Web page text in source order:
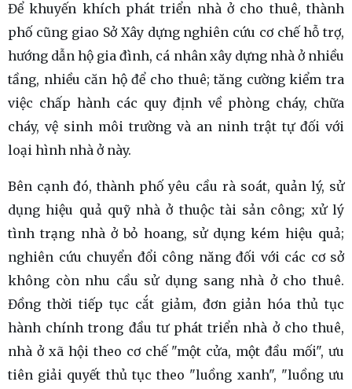
Để khuyến khích phát triển nhà ở cho thuê, thành
phố cũng giao Sở Xây dựng nghiên cứu cơ chế hỗ trợ,
hướng dẫn hộ gia đình, cá nhân xây dựng nhà ở nhiều
tầng, nhiều căn hộ để cho thuê; tăng cường kiểm tra
việc chấp hành các quy định về phòng cháy, chữa
cháy, vệ sinh môi trường và an ninh trật tự đối với
loại hình nhà ở này.
Bên cạnh đó, thành phố yêu cầu rà soát, quản lý, sử
dụng hiệu quả quỹ nhà ở thuộc tài sản công; xử lý
tình trạng nhà ở bỏ hoang, sử dụng kém hiệu quả;
nghiên cứu chuyển đổi công năng đối với các cơ sở
không còn nhu cầu sử dụng sang nhà ở cho thuê.
Đồng thời tiếp tục cắt giảm, đơn giản hóa thủ tục
hành chính trong đầu tư phát triển nhà ở cho thuê,
nhà ở xã hội theo cơ chế "một cửa, một đầu mối", ưu
tiên giải quyết thủ tục theo "luồng xanh", "luồng ưu